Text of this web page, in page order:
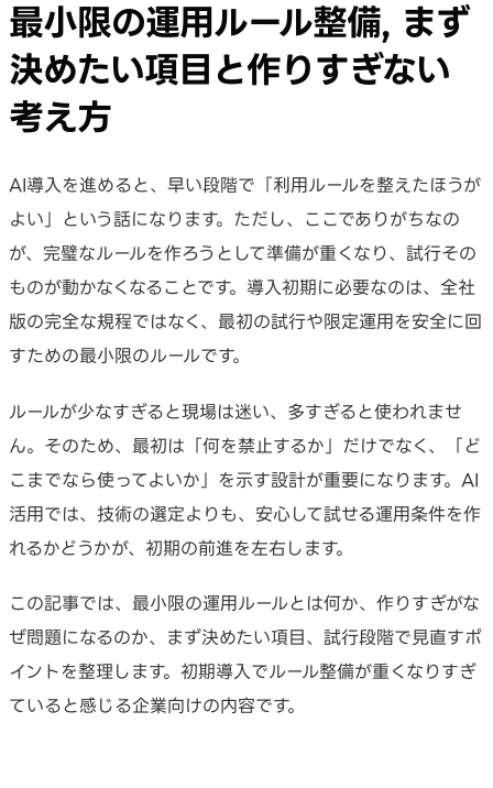
最小限の運用ルール整備, まず
決めたい項目と作りすぎない
考え方
AI導入を進めると、早い段階で「利用ルールを整えたほうが
よい」という話になります。ただし、ここでありがちなの
が、完璧なルールを作ろうとして準備が重くなり、試行その
ものが動かなくなることです。導入初期に必要なのは、全社
版の完全な規程ではなく、最初の試行や限定運用を安全に回
すための最小限のルールです。
ルールが少なすぎると現場は迷い、多すぎると使われませ
ん。そのため、最初は「何を禁止するか」だけでなく、「ど
こまでなら使ってよいか」を示す設計が重要になります。AI
活用では、技術の選定よりも、安心して試せる運用条件を作
れるかどうかが、初期の前進を左右します。
この記事では、最小限の運用ルールとは何か、作りすぎがな
ぜ問題になるのか、まず決めたい項目、試行段階で見直すポ
イントを整理します。初期導入でルール整備が重くなりすぎ
ていると感じる企業向けの内容です。